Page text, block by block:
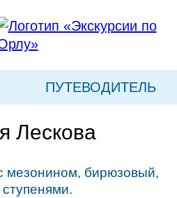
ПУТЕВОДИТЕЛЬ
Лескова